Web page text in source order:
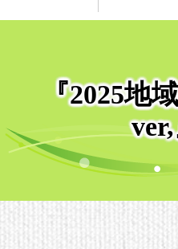
『2025地